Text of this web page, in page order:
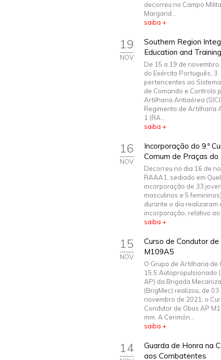
decorreu no Campo
Margarid...
saiba +
19
NOV
Southern Region
Education and Training
De 15 a 19 de
do Exército Português, 3
pertencentes ao
de Comando e Controlo
Artilharia Antiaérea
Regimento de Artilharia
1 (RA...
saiba +
16
NOV
Incorporação do 9.º
Comum de Praças
Decorreu no dia 16 de
RAAA1, sediado em
incorporação de 33
masculinos e 5
durante o dia realizaram
incorporação, relativo ao
saiba +
15
NOV
Curso de Condutor
M109A5
O Grupo de Artilharia de
15.5 Autopropulsionado
AP) da Brigada
(BrigMec) realizou, de 03
novembro de 2021, o
Condutor de Obus AP
mm. A Cerimón...
saiba +
14
Guarda de Honra na
aos Combatentes